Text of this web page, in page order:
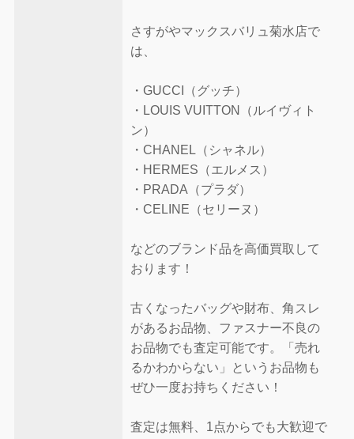
さすがやマックスバリュ菊水店で
は、
・GUCCI（グッチ）
・LOUIS VUITTON（ルイヴィト
ン）
・CHANEL（シャネル）
・HERMES（エルメス）
・PRADA（プラダ）
・CELINE（セリーヌ）
などのブランド品を高価買取して
おります！
古くなったバッグや財布、角スレ
があるお品物、ファスナー不良の
お品物でも査定可能です。「売れ
るかわからない」というお品物も
ぜひ一度お持ちください！
査定は無料、1点からでも大歓迎で